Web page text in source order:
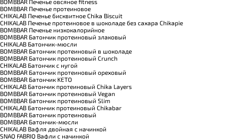
BOMBBAR Печенье протеиновое
CHIKALAB Печенье бисквитное Chika Biscuit
CHIKALAB Печенье протеиновое в шоколаде без сахара Chikapie
BOMBBAR Печенье низкокалорийное
BOMBBAR Батончик протеиновый злаковый
CHIKALAB Батончик-мюсли
BOMBBAR Батончик протеиновый в шоколаде
BOMBBAR Батончик протеиновый Crunch
CHIKALAB Батончик с нугой
BOMBBAR Батончик протеиновый ореховый
BOMBBAR Батончик KETO
CHIKALAB Батончик протеиновый Chika Layers
BOMBBAR Батончик протеиновый Vegan
BOMBBAR Батончик протеиновый Slim
CHIKALAB Батончик протеиновый Chikabar
BOMBBAR Батончик протеиновый
BOMBBAR Батончик-мюсли
CHIKALAB Вафля двойная с начинкой
SNAQ FABRIQ Вафли с начинкой